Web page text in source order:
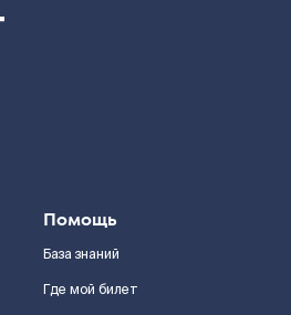
Помощь
База знаний
Где мой билет